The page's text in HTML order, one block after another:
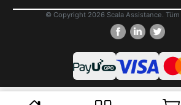
© Copyright 2026 Scala Assistance. Tüm